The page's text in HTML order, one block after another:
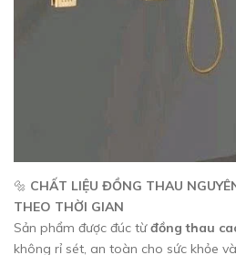
🔩 CHẤT LIỆU ĐỒNG THAU
THEO THỜI GIAN
Sản phẩm được đúc từđồng thau
không rỉ sét, an toàn cho sức khỏe